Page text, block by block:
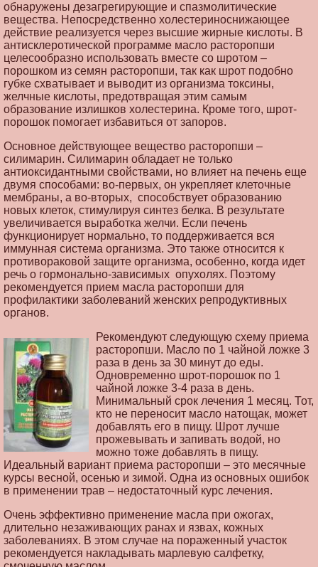
обнаружены дезагрегирующие и спазмолитические
вещества. Непосредственно холестериноснижающее
действие реализуется через высшие жирные кислоты. В
антисклеротической программе масло расторопши
целесообразно использовать вместе со шротом –
порошком из семян расторопши, так как шрот подобно
губке схватывает и выводит из организма токсины,
желчные кислоты, предотвращая этим самым
образование излишков холестерина. Кроме того, шрот-
порошок помогает избавиться от запоров.
Основное действующее вещество расторопши –
силимарин. Силимарин обладает не только
антиоксидантными свойствами, но влияет на печень еще
двумя способами: во-первых, он укрепляет клеточные
мембраны, а во-вторых, способствует образованию
новых клеток, стимулируя синтез белка. В результате
увеличивается выработка желчи. Если печень
функционирует нормально, то поддерживается вся
иммунная система организма. Это также относится к
противораковой защите организма, особенно, когда идет
речь о гормонально-зависимых опухолях. Поэтому
рекомендуется прием масла расторопши для
профилактики заболеваний женских репродуктивных
органов.
Рекомендуют следующую схему приема
расторопши. Масло по 1 чайной ложке 3
раза в день за 30 минут до еды.
Одновременно шрот-порошок по 1
чайной ложке 3-4 раза в день.
Минимальный срок лечения 1 месяц. Тот,
кто не переносит масло натощак, может
добавлять его в пищу. Шрот лучше
прожевывать и запивать водой, но
можно тоже добавлять в пищу.
Идеальный вариант приема расторопши – это месячные
курсы весной, осенью и зимой. Одна из основных ошибок
в применении трав – недостаточный курс лечения.
Очень эффективно применение масла при ожогах,
длительно незаживающих ранах и язвах, кожных
заболеваниях. В этом случае на пораженный участок
рекомендуется накладывать марлевую салфетку,